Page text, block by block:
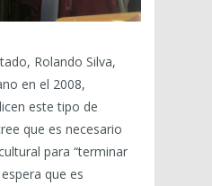
Rolando Silva,
en el 2008,
este tipo de
que es necesario
para “terminar
que es